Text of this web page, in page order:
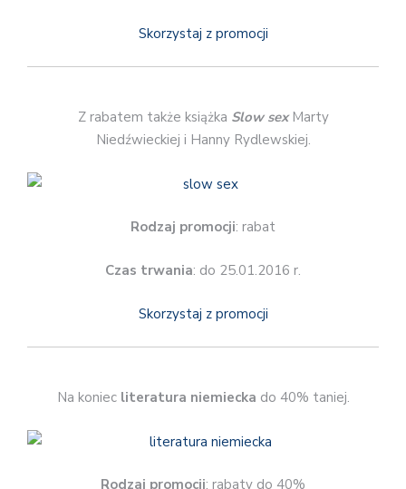
Skorzystaj z promocji
Z rabatem także książka Slow sexMarty
Niedźwieckiej i Hanny Rydlewskiej.
Rodzaj promocji: rabat
Czas trwania: do 25.01.2016 r.
Skorzystaj z promocji
Na koniec literatura niemiecka do 40% taniej.
Rodzaj promocji: rabaty do 40%